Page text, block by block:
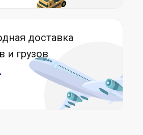
доставка
и грузов